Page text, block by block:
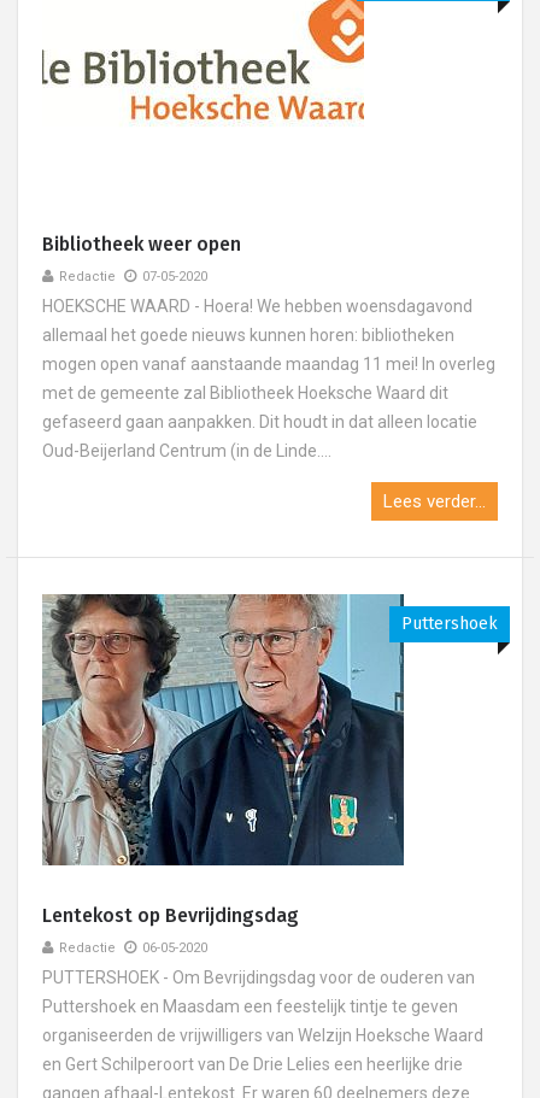
Bibliotheek weer open
Redactie 07-05-2020
HOEKSCHE WAARD - Hoera! We hebben woensdagavond
allemaal het goede nieuws kunnen horen: bibliotheken
mogen open vanaf aanstaande maandag 11 mei! In overleg
met de gemeente zal Bibliotheek Hoeksche Waard dit
gefaseerd gaan aanpakken. Dit houdt in dat alleen locatie
Oud-Beijerland Centrum (in de Linde....
Lees verder...
Puttershoek
Lentekost op Bevrijdingsdag
Redactie 06-05-2020
PUTTERSHOEK - Om Bevrijdingsdag voor de ouderen van
Puttershoek en Maasdam een feestelijk tintje te geven
organiseerden de vrijwilligers van Welzijn Hoeksche Waard
en Gert Schilperoort van De Drie Lelies een heerlijke drie
gangen afhaal-Lentekost. Er waren 60 deelnemers deze